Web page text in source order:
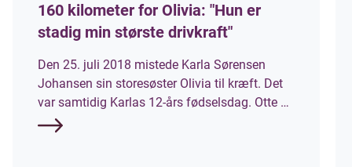
160 kilometer for Olivia: "Hun er
stadig min største drivkraft"
Den 25. juli 2018 mistede Karla Sørensen
Johansen sin storesøster Olivia til kræft. Det
var samtidig Karlas 12-års fødselsdag. Otte år
senere stiller hun til start ved Mors 100 Miles,